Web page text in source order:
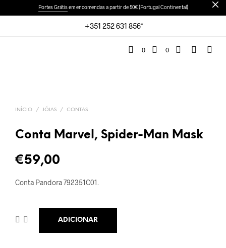
Portes Grátisem encomendas a partir de 50€ (Portugal Continental)
+351 252 631 856*
0 0
INÍCIO / JÓIAS / CONTAS
Conta Marvel, Spider-Man Mask
€59,00
Conta Pandora 792351C01
ADICIONAR